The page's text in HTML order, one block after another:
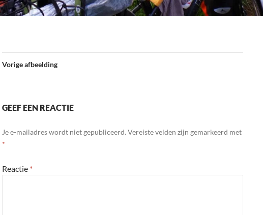
Vorige afbeelding
GEEF EEN REACTIE
Je e-mailadres wordt niet gepubliceerd.Vereiste velden zijn gemarkeerd met
*
Reactie *